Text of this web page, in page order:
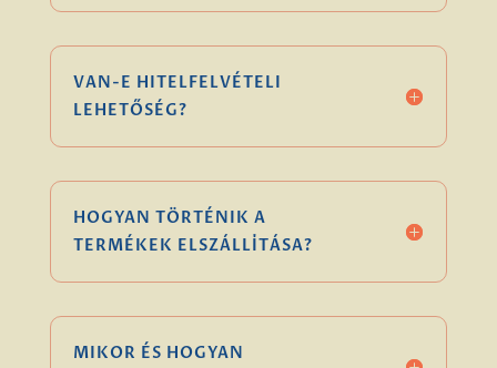
VAN-E HITELFELVÉTELI
LEHETŐSÉG?
HOGYAN TÖRTÉNIK A
TERMÉKEK ELSZÁLLÍTÁSA?
MIKOR ÉS HOGYAN